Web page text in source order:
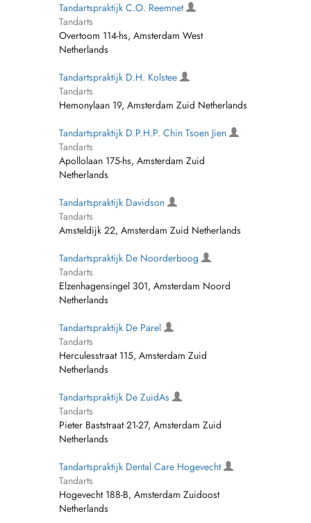
Tandartspraktijk C.O. Reemnet
Tandarts
Overtoom 114-hs, Amsterdam West
Netherlands
Tandartspraktijk D.H. Kolstee
Tandarts
Hemonylaan 19, Amsterdam Zuid Netherlands
Tandartspraktijk D.P.H.P. Chin Tsoen Jien
Tandarts
Apollolaan 175-hs, Amsterdam Zuid
Netherlands
Tandartspraktijk Davidson
Tandarts
Amsteldijk 22, Amsterdam Zuid Netherlands
Tandartspraktijk De Noorderboog
Tandarts
Elzenhagensingel 301, Amsterdam Noord
Netherlands
Tandartspraktijk De Parel
Tandarts
Herculesstraat 115, Amsterdam Zuid
Netherlands
Tandartspraktijk De ZuidAs
Tandarts
Pieter Baststraat 21-27, Amsterdam Zuid
Netherlands
Tandartspraktijk Dental Care Hogevecht
Tandarts
Hogevecht 188-B, Amsterdam Zuidoost
Netherlands